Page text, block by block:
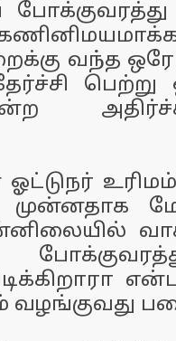
வந்த
பெற்று
உரிமம்
முன்னதாக
வழங்குவது